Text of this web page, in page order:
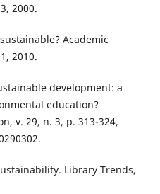
2000.
Academic
2010.
development: a
education?
v. 29, n. 3, p. 313-324,
Library Trends,